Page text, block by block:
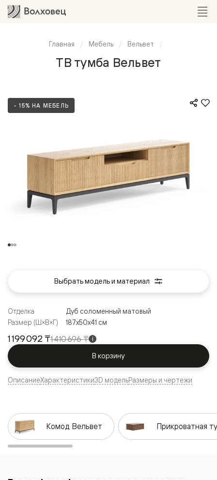
Главная Мебель Вельвет
ТВ тумба Вельвет
- 15% НА МЕБЕЛЬ
Выбрать модель и материал
Отделка
Дуб соломенный матовый
Размер (Ш×В×Г)
187x50x41 см
1 199 092 ₸1 410 696 ₸ i
В корзину
ОписаниеХарактеристики3D модельРазмеры и чертежи
Комод Вельвет Прикроватная